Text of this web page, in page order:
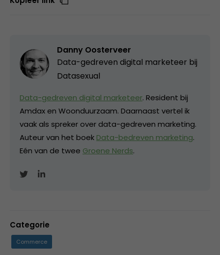
Danny Oosterveer
Data-gedreven digital marketeer bij
Datasexual
Data-gedreven digital marketeer. Resident bij
Amdax en Woonduurzaam. Daarnaast vertel ik
vaak als spreker over data-gedreven marketing.
Auteur van het boek Data-bedreven marketing.
Eén van de twee Groene Nerds.
Categorie
Commerce